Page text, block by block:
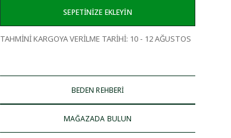
SEPETİNİZE EKLEYİN
TAHMİNİ KARGOYA VERİLME TARİHİ: 10 - 12 AĞUSTOS
BEDEN REHBERİ
MAĞAZADA BULUN